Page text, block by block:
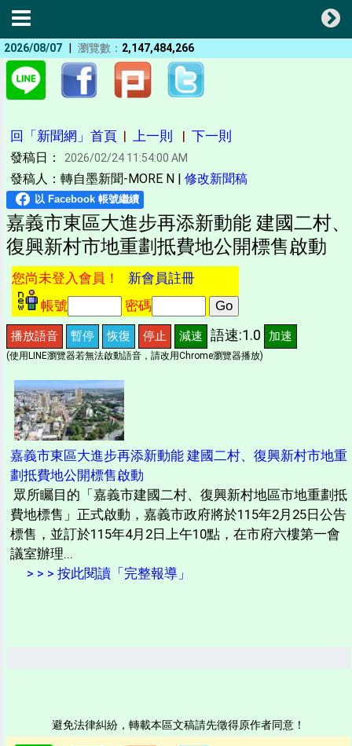
2026/08/07 | 瀏覽數： 2,147,484,266
回「新聞網」首頁 | 上一則 | 下一則
發稿日： 2026/02/24 11:54:00 AM
發稿人：轉自墨新聞-MORE N | 修改新聞稿
嘉義市東區大進步再添新動能 建國二村、
復興新村市地重劃抵費地公開標售啟動
您尚未登入會員！ 新會員註冊
帳號
密碼
播放語音 暫停 恢復 停止 減速 語速:1.0 加速
(使用LINE瀏覽器若無法啟動語音，請改用Chrome瀏覽器播放)
嘉義市東區大進步再添新動能 建國二村、復興新村市地重
劃抵費地公開標售啟動
眾所矚目的「嘉義市建國二村、復興新村地區市地重劃抵
費地標售」正式啟動，嘉義市政府將於115年2月25日公告
標售，並訂於115年4月2日上午10點，在市府六樓第一會
議室辦理...
> > > 按此閱讀「完整報導」
避免法律糾紛，轉載本區文稿請先徵得原作者同意！